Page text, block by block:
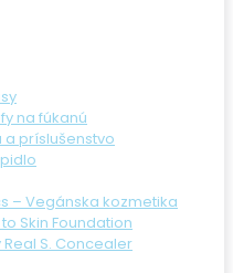
na fúkanú
príslušenstvo
– Vegánska kozmetika
Skin Foundation
Real S. Concealer